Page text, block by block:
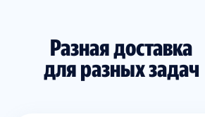
Разная доставка
для разных задач